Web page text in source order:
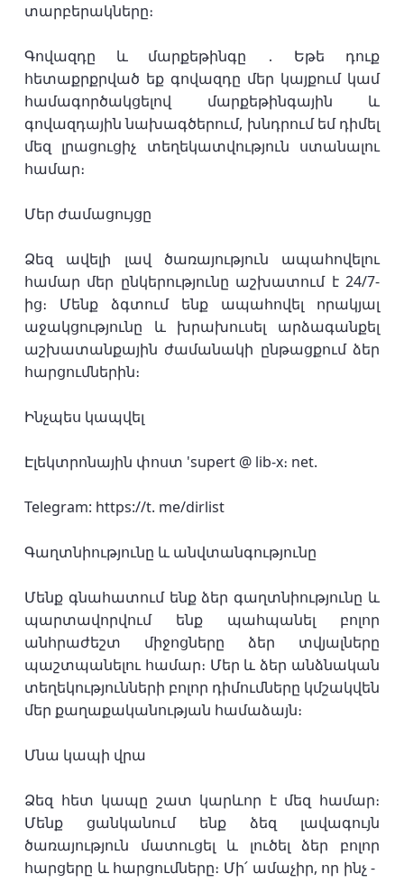
տարբերակները։
Գովազդը և մարքեթինգը ․ Եթե դուք
հետաքրքրված եք գովազդը մեր կայքում կամ
համագործակցելով մարքեթինգային և
գովազդային նախագծերում, խնդրում եմ դիմել
մեզ լրացուցիչ տեղեկատվություն ստանալու
համար։
Մեր ժամացույցը
Ձեզ ավելի լավ ծառայություն ապահովելու
համար մեր ընկերությունը աշխատում է 24/7-
ից։ Մենք ձգտում ենք ապահովել որակյալ
աջակցությունը և խրախուսել արձագանքել
աշխատանքային ժամանակի ընթացքում ձեր
հարցումներին։
Ինչպես կապվել
Էլեկտրոնային փոստ 'supert @ lib-x։ net.
Telegram: https://t. me/dirlist
Գաղտնիությունը և անվտանգությունը
Մենք գնահատում ենք ձեր գաղտնիությունը և
պարտավորվում ենք պահպանել բոլոր
անհրաժեշտ միջոցները ձեր տվյալները
պաշտպանելու համար։ Մեր և ձեր անձնական
տեղեկությունների բոլոր դիմումները կմշակվեն
մեր քաղաքականության համաձայն։
Մնա կապի վրա
Ձեզ հետ կապը շատ կարևոր է մեզ համար։
Մենք ցանկանում ենք ձեզ լավագույն
ծառայություն մատուցել և լուծել ձեր բոլոր
հարցերը և հարցումները։ Մի՛ ամաչիր, որ ինչ - ​